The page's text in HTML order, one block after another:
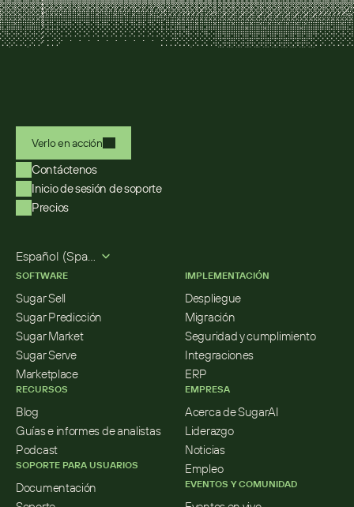
Verlo en acción
Contáctenos
Inicio de sesión de soporte
Precios
Español (Spanish)
SOFTWARE
Sugar Sell
Sugar Predicción
Sugar Market
Sugar Serve
Marketplace
RECURSOS
Blog
Guías e informes de analistas
Podcast
SOPORTE PARA USUARIOS
Documentación
IMPLEMENTACIÓN
Despliegue
Migración
Seguridad y cumplimiento
Integraciones
ERP
EMPRESA
Acerca de SugarAI
Liderazgo
Noticias
Empleo
EVENTOS Y COMUNIDAD